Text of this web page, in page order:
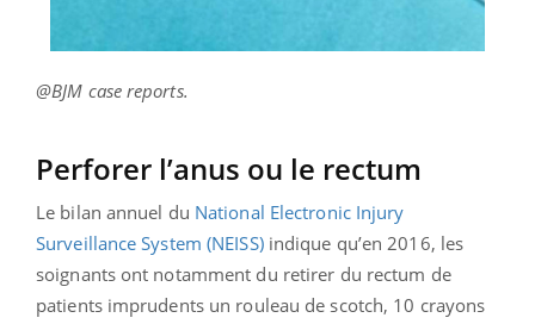
@BJM case reports.
Perforer l’anus ou le rectum
Le bilan annuel du National Electronic Injury
Surveillance System (NEISS)indique qu’en 2016, les
soignants ont notamment du retirer du rectum de
patients imprudents un rouleau de scotch, 10 crayons